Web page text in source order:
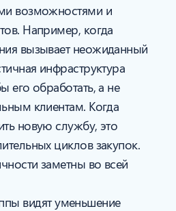
возможностями и
Например, когда
вызывает неожиданный
инфраструктура
его обработать, а не
клиентам. Когда
новую службу, это
циклов закупок.
заметны во всей
видят уменьшение